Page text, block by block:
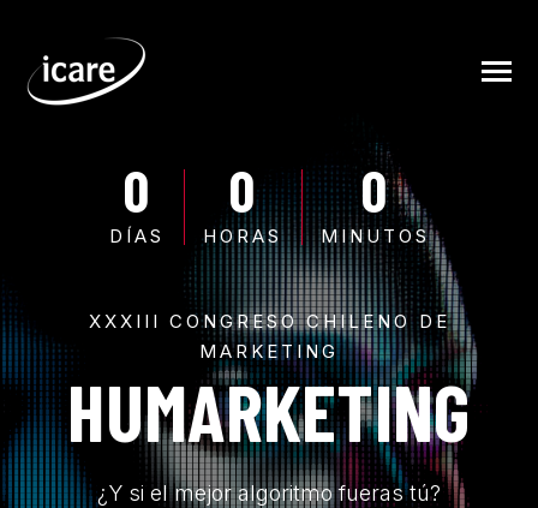
Toggle
SPEAKERS
TICKETS
IN COMPANY
0
DÍAS
0
HORAS
0
MINUTOS
XXXIII CONGRESO CHILENO DE
MARKETING
HUMARKETING
¿Y si el mejor algoritmo fueras tú?